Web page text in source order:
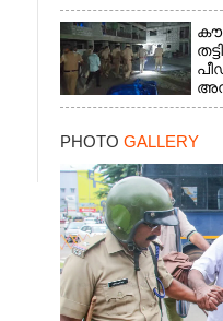
PHOTO GALLERY